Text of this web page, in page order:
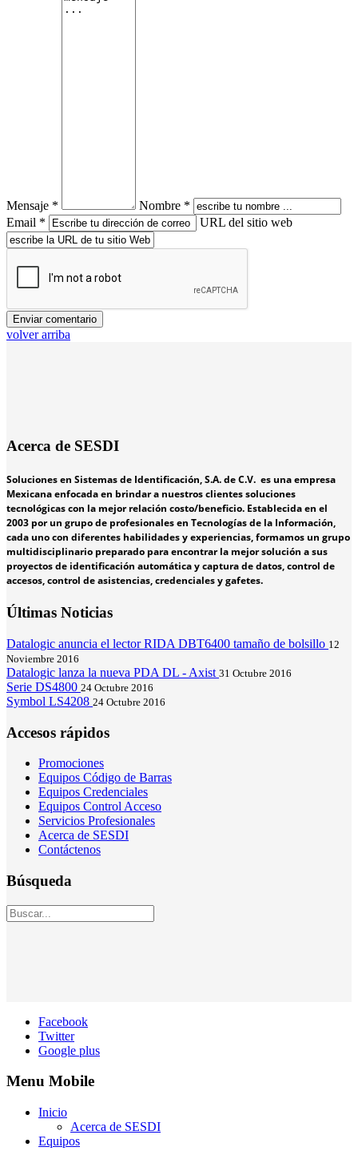
Mensaje *
Nombre *
Email *
URL del sitio web
volver arriba
Acerca de SESDI
Soluciones en Sistemas de Identificación, S.A. de C.V. es una empresa
Mexicana enfocada en brindar a nuestros clientes soluciones
tecnológicas con la mejor relación costo/beneficio. Establecida en el
2003 por un grupo de profesionales en Tecnologías de la Información,
cada uno con diferentes habilidades y experiencias, formamos un grupo
multidisciplinario preparado para encontrar la mejor solución a sus
proyectos de identificación automática y captura de datos, control de
accesos, control de asistencias, credenciales y gafetes.
Últimas Noticias
Datalogic anuncia el lector RIDA DBT6400 tamaño de bolsillo 12
Noviembre 2016
Datalogic lanza la nueva PDA DL - Axist 31 Octubre 2016
Serie DS4800 24 Octubre 2016
Symbol LS4208 24 Octubre 2016
Accesos rápidos
Promociones
Equipos Código de Barras
Equipos Credenciales
Equipos Control Acceso
Servicios Profesionales
Acerca de SESDI
Contáctenos
Búsqueda
Facebook
Twitter
Google plus
Menu Mobile
Inicio
Acerca de SESDI
Equipos